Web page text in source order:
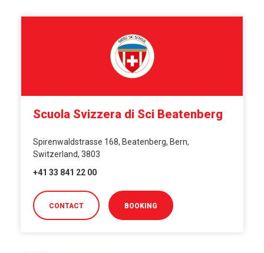
Scuola Svizzera di Sci Beatenberg
Spirenwaldstrasse 168, Beatenberg, Bern,
Switzerland, 3803
+41 33 841 22 00
CONTACT BOOKING